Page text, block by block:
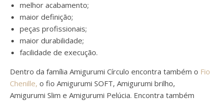
melhor acabamento;
maior definição;
peças profissionais;
maior durabilidade;
facilidade de execução.
Dentro da família Amigurumi Círculo encontra também o Fio
Chenille, o fio Amigurumi SOFT, Amigurumi brilho,
Amigurumi Slim e Amigurumi Pelúcia. Encontra também